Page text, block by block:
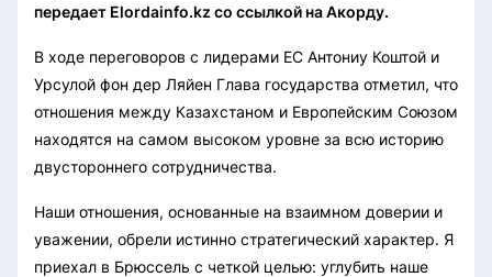
передает Elordainfo.kz со ссылкой на Акорду.
В ходе переговоров с лидерами ЕС Антониу Коштой и
Урсулой фон дер Ляйен Глава государства отметил, что
отношения между Казахстаном и Европейским Союзом
находятся на самом высоком уровне за всю историю
двустороннего сотрудничества.
Наши отношения, основанные на взаимном доверии и
уважении, обрели истинно стратегический характер. Я
приехал в Брюссель с четкой целью: углубить наше